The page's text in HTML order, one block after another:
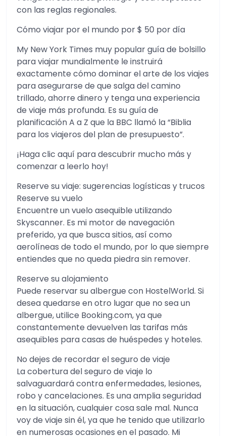
con las reglas regionales.
Cómo viajar por el mundo por $ 50 por día
My New York Times muy popular guía de bolsillo
para viajar mundialmente le instruirá
exactamente cómo dominar el arte de los viajes
para asegurarse de que salga del camino
trillado, ahorre dinero y tenga una experiencia
de viaje más profunda. Es su guía de
planificación A a Z que la BBC llamó la “Biblia
para los viajeros del plan de presupuesto”.
¡Haga clic aquí para descubrir mucho más y
comenzar a leerlo hoy!
Reserve su viaje: sugerencias logísticas y trucos
Reserve su vuelo
Encuentre un vuelo asequible utilizando
Skyscanner. Es mi motor de navegación
preferido, ya que busca sitios, así como
aerolíneas de todo el mundo, por lo que siempre
entiendes que no queda piedra sin remover.
Reserve su alojamiento
Puede reservar su albergue con HostelWorld. Si
desea quedarse en otro lugar que no sea un
albergue, utilice Booking.com, ya que
constantemente devuelven las tarifas más
asequibles para casas de huéspedes y hoteles.
No dejes de recordar el seguro de viaje
La cobertura del seguro de viaje lo
salvaguardará contra enfermedades, lesiones,
robo y cancelaciones. Es una amplia seguridad
en la situación, cualquier cosa sale mal. Nunca
voy de viaje sin él, ya que he tenido que utilizarlo
en numerosas ocasiones en el pasado. Mi